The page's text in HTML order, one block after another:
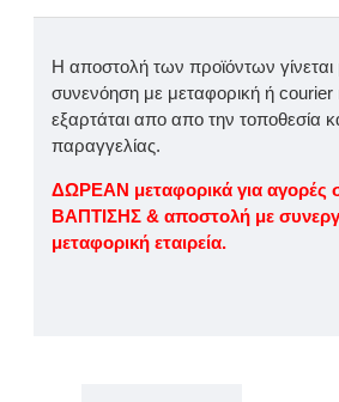
Η αποστολή των προϊόντων
συνενόηση με μεταφορική ή courier
εξαρτάται απο απο την τοποθεσία
παραγγελίας.
ΔΩΡΕΑΝ μεταφορικά για αγορές
ΒΑΠΤΙΣΗΣ & αποστολή με
μεταφορική εταιρεία.